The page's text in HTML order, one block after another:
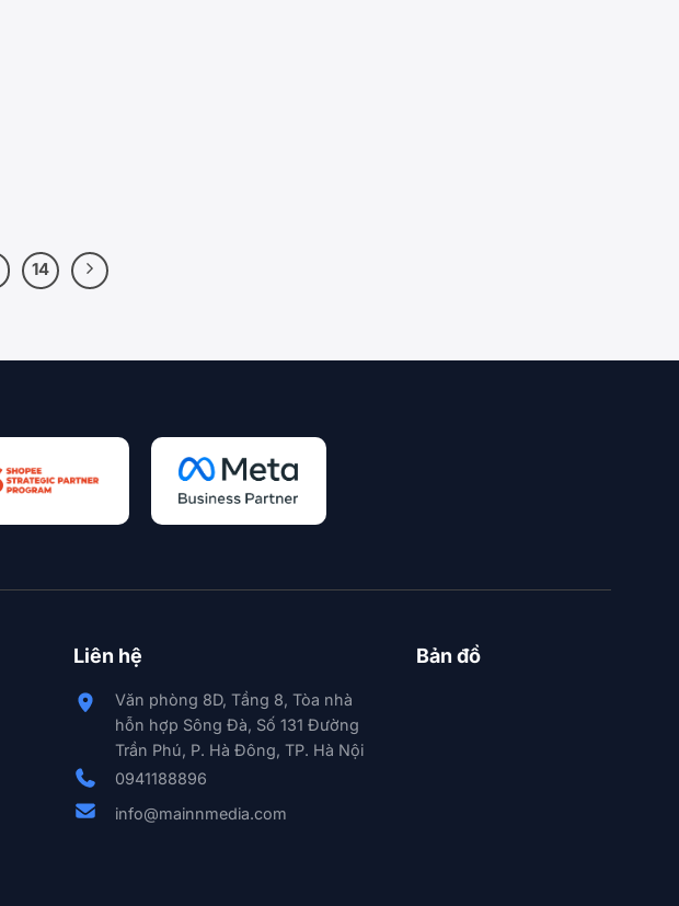
14
Liên hệ
Văn phòng 8D, Tầng 8, Tòa nhà
hỗn hợp Sông Đà, Số 131 Đường
Trần Phú, P. Hà Đông, TP. Hà Nội
0941188896
info@mainnmedia.com
Bản đồ